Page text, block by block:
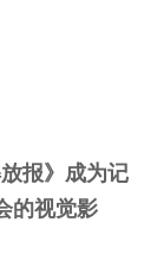
报》成为记
的视觉影